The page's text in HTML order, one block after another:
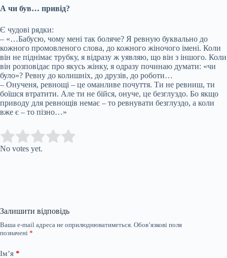
А чи був… привід?
Є чудові рядки:
– «…Бабусю, чому мені так боляче? Я ревную буквально до
кожного промовленого слова, до кожного жіночого імені. Коли
він не піднімає трубку, я відразу ж уявляю, що він з іншого. Коли
він розповідає про якусь жінку, я одразу починаю думати: «чи
було»? Ревну до колишніх, до друзів, до роботи…
– Онученя, ревнощі – це оманливе почуття. Ти не ревниш, ти
боїшся втратити. Але ти не бійся, онуче, це безглуздо. Бо якщо
приводу для ревнощів немає – то ревнувати безглуздо, а коли
вже є – то пізно…»
Rate this item:
No votes yet.
Залишити відповідь
Ваша e-mail адреса не оприлюднюватиметься. Обов’язкові поля
позначені *
Ім’я *